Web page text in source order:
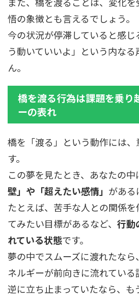
悟の象徴とも言えるでしょう。
今の状況が停滞していると感
う動いていいよ」という内な
ん。
橋を渡る行為は課題を乗り
ーの表れ
橋を「渡る」という動作には
す。
この夢を見たとき、あなたの中
壁」や「超えたい感情」 がある
たとえば、苦手な人との関係
てみたい目標があるなど、 行動
れている状態です。
夢の中でスムーズに渡れたな
ネルギーが前向きに流れている
逆に立ち止まっていたなら、